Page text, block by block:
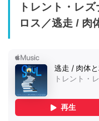
トレント・レ
ロス／逃走 / 肉